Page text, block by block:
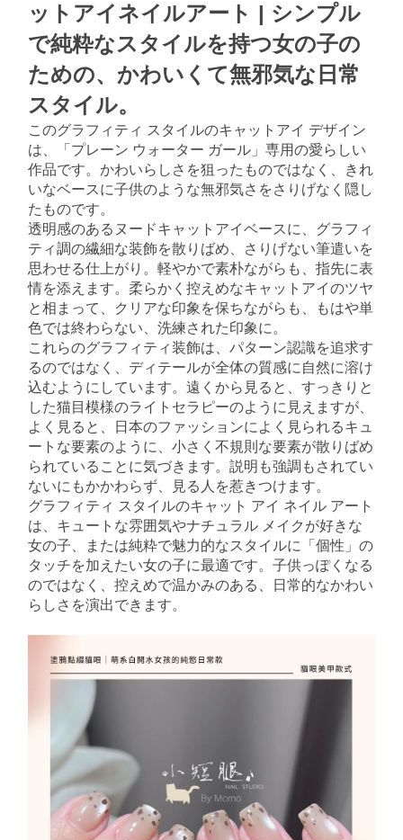
ットアイネイルアート | シンプル
で純粋なスタイルを持つ女の子の
ための、かわいくて無邪気な日常
スタイル。
このグラフィティ スタイルのキャットアイ デザイン
は、「プレーン ウォーター ガール」専用の愛らしい
作品です。かわいらしさを狙ったものではなく、きれ
いなベースに子供のような無邪気さをさりげなく隠し
たものです。
透明感のあるヌードキャットアイベースに、グラフィ
ティ調の繊細な装飾を散りばめ、さりげない筆遣いを
思わせる仕上がり。軽やかで素朴ながらも、指先に表
情を添えます。柔らかく控えめなキャットアイのツヤ
と相まって、クリアな印象を保ちながらも、もはや単
色では終わらない、洗練された印象に。
これらのグラフィティ装飾は、パターン認識を追求す
るのではなく、ディテールが全体の質感に自然に溶け
込むようにしています。遠くから見ると、すっきりと
した猫目模様のライトセラピーのように見えますが、
よく見ると、日本のファッションによく見られるキュ
ートな要素のように、小さく不規則な要素が散りばめ
られていることに気づきます。説明も強調もされてい
ないにもかかわらず、見る人を惹きつけます。
グラフィティ スタイルのキャット アイ ネイル アート
は、キュートな雰囲気やナチュラル メイクが好きな
女の子、または純粋で魅力的なスタイルに「個性」の
タッチを加えたい女の子に最適です。子供っぽくなる
のではなく、控えめで温かみのある、日常的なかわい
らしさを演出できます。